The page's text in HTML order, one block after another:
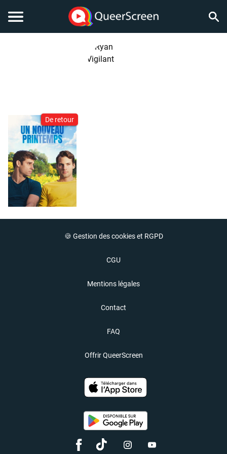
De retour
🍪 Gestion des cookies et RGPD
CGU
Mentions légales
Contact
FAQ
Offrir QueerScreen